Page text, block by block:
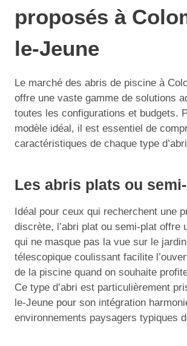
proposés à
le-Jeune
Le marché des abris de piscine à
offre une vaste gamme de solutions
toutes les configurations et budgets.
modèle idéal, il est essentiel de
caractéristiques de chaque type
Les abris plats ou
Idéal pour ceux qui recherchent une
discrète, l’abri plat ou semi-plat offre
qui ne masque pas la vue sur le
télescopique coulissant facilite
de la piscine quand on souhaite
Ce type d’abri est particulièrement
le-Jeune pour son intégration
environnements paysagers typiques